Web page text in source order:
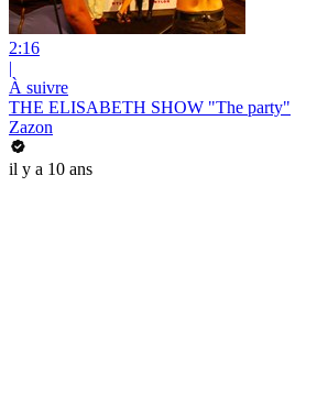
2:16
|
À suivre
THE ELISABETH SHOW "The party"
Zazon
il y a 10 ans